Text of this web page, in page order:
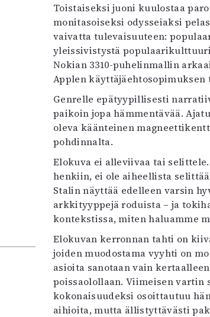
Toistaiseksi juoni kuulostaa
monitasoiseksi odysseiaksi
vaivatta tulevaisuuteen:
yleissivistystä
Nokian 3310-puhelinmallin
Applen
Genrelle epätyypillisesti
paikoin jopa hämmentävää.
oleva käänteinen
pohdinnalta.
Elokuva ei alleviivaa tai
henkiin, ei ole aiheellista
Stalin näyttää edelleen varsin
arkkityyppejä roduista – ja
kontekstissa, miten haluamme
Elokuvan kerronnan tahti on
joiden muodostama vyyhti on
asioita sanotaan vain
poissaolollaan. Viimeisen
kokonaisuudeksi osoittautuu
aihioita, mutta ällistyttävästi